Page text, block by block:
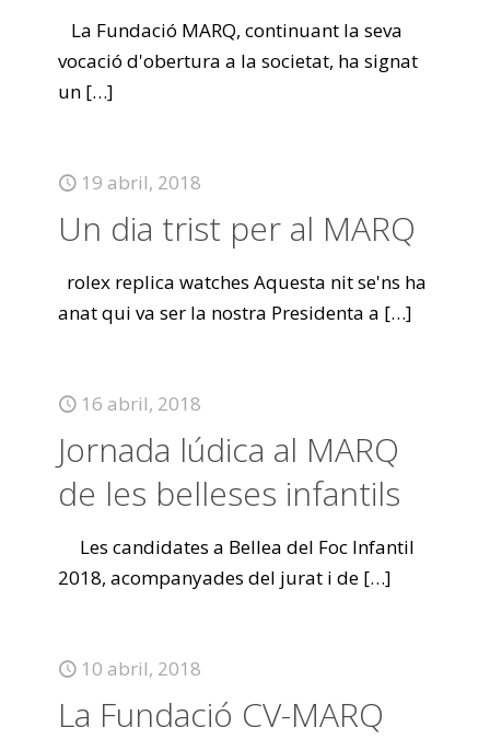
La Fundació MARQ, continuant la seva
vocació d'obertura a la societat, ha signat
un […]
19 abril, 2018
Un dia trist per al MARQ
rolex replica watches Aquesta nit se'ns ha
anat qui va ser la nostra Presidenta a […]
16 abril, 2018
Jornada lúdica al MARQ
de les belleses infantils
Les candidates a Bellea del Foc Infantil
2018, acompanyades del jurat i de […]
10 abril, 2018
La Fundació CV-MARQ